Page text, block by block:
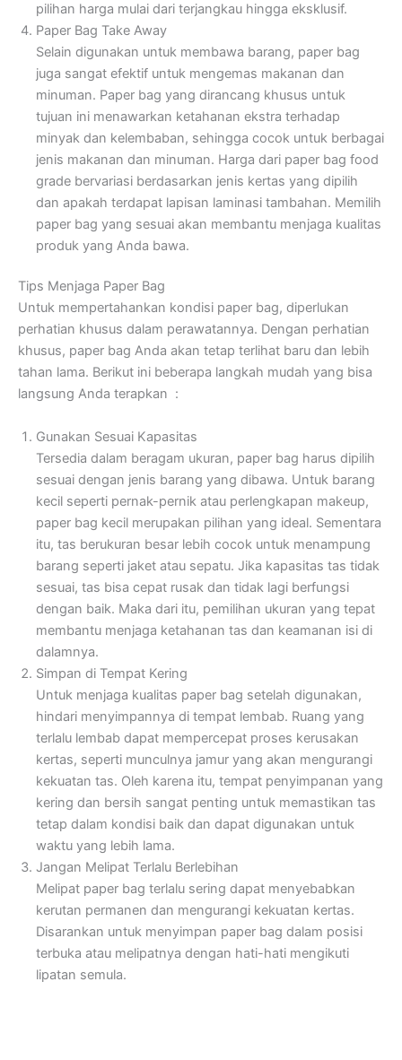
pilihan harga mulai dari terjangkau hingga eksklusif.
Paper Bag Take Away
Selain digunakan untuk membawa barang, paper bag
juga sangat efektif untuk mengemas makanan dan
minuman. Paper bag yang dirancang khusus untuk
tujuan ini menawarkan ketahanan ekstra terhadap
minyak dan kelembaban, sehingga cocok untuk berbagai
jenis makanan dan minuman. Harga dari paper bag food
grade bervariasi berdasarkan jenis kertas yang dipilih
dan apakah terdapat lapisan laminasi tambahan. Memilih
paper bag yang sesuai akan membantu menjaga kualitas
produk yang Anda bawa.
Tips Menjaga Paper Bag
Untuk mempertahankan kondisi paper bag, diperlukan
perhatian khusus dalam perawatannya. Dengan perhatian
khusus, paper bag Anda akan tetap terlihat baru dan lebih
tahan lama. Berikut ini beberapa langkah mudah yang bisa
langsung Anda terapkan :
Gunakan Sesuai Kapasitas
Tersedia dalam beragam ukuran, paper bag harus dipilih
sesuai dengan jenis barang yang dibawa. Untuk barang
kecil seperti pernak-pernik atau perlengkapan makeup,
paper bag kecil merupakan pilihan yang ideal. Sementara
itu, tas berukuran besar lebih cocok untuk menampung
barang seperti jaket atau sepatu. Jika kapasitas tas tidak
sesuai, tas bisa cepat rusak dan tidak lagi berfungsi
dengan baik. Maka dari itu, pemilihan ukuran yang tepat
membantu menjaga ketahanan tas dan keamanan isi di
dalamnya.
Simpan di Tempat Kering
Untuk menjaga kualitas paper bag setelah digunakan,
hindari menyimpannya di tempat lembab. Ruang yang
terlalu lembab dapat mempercepat proses kerusakan
kertas, seperti munculnya jamur yang akan mengurangi
kekuatan tas. Oleh karena itu, tempat penyimpanan yang
kering dan bersih sangat penting untuk memastikan tas
tetap dalam kondisi baik dan dapat digunakan untuk
waktu yang lebih lama.
Jangan Melipat Terlalu Berlebihan
Melipat paper bag terlalu sering dapat menyebabkan
kerutan permanen dan mengurangi kekuatan kertas.
Disarankan untuk menyimpan paper bag dalam posisi
terbuka atau melipatnya dengan hati-hati mengikuti
lipatan semula.